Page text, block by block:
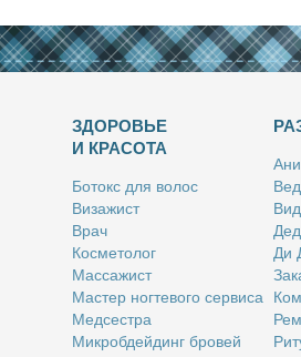
ЗДОРОВЬЕ
И КРАСОТА
Бо­токс для во­лос
Ви­за­жист
Врач
Кос­ме­то­лог
Мас­са­жист
Ма­стер ног­те­во­го сер­ви­са
Мед­сест­ра
Мик­роб­дей­динг бро­вей
Ди